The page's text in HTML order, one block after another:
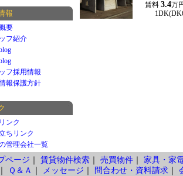
賃料 3.4万
報
要
フ紹介
フ採用情報
報保護方針
ンク
ちリンク
管理会社一覧
ページ 賃貸物件検索｜ 売買物件｜ 家具・家
Ｑ＆Ａ メッセージ 問合わせ・資料請求｜